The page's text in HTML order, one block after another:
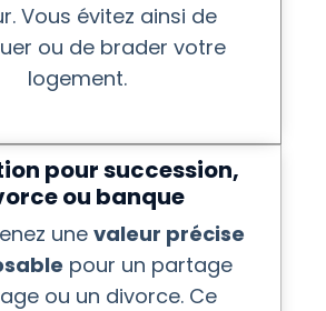
Vous évitez ainsi de
ou de brader votre
logement.
pour succession,
ou banque
une valeur précise
pour un partage
ou un divorce. Ce